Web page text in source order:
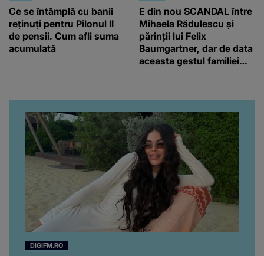
Ce se întâmplă cu banii
reținuți pentru Pilonul II
de pensii. Cum afli suma
acumulată
E din nou SCANDAL între
Mihaela Rădulescu și
părinții lui Felix
Baumgartner, dar de data
aceasta gestul familiei
noastră! Fostei
prezentatoare nici că-i
vine să creadă că s-a
ajuns până aici, dar e
adevărat, au făcut-o și pe
asta! Și ce a ieșit la iveală
ar fi prea mult pentru
oricine: "Cu… mine, fata
româncă...”
DIGIFM.RO